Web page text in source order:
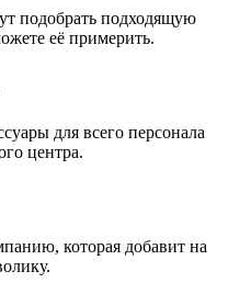
подобрать подходящую
её примерить.
для всего персонала
центра.
которая добавит на